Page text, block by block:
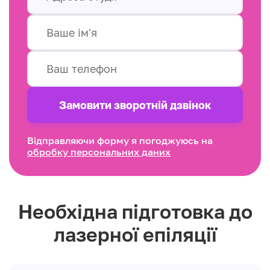
Замовити зворотнiй дзвінок
Відправляючи форму я погоджуюсь на
обробку персональних даних
Необхідна підготовка до
лазерної епіляції